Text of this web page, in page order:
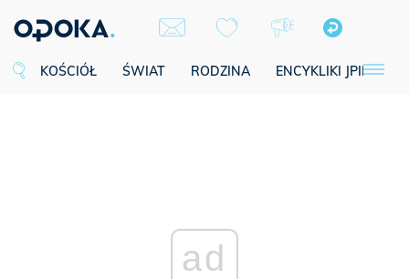
KOŚCIÓŁ ŚWIAT RODZINA ENCYKLIKI JPII
ad